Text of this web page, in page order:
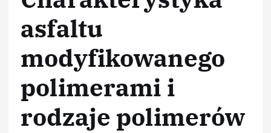
asfaltu
modyfikowanego
polimerami i
rodzaje polimerów